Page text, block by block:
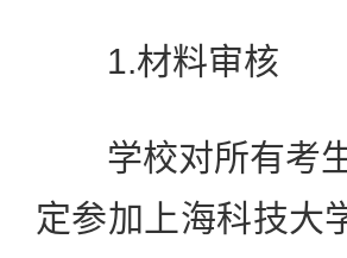
1.材料审核
学校对所有考生
定参加上海科技大